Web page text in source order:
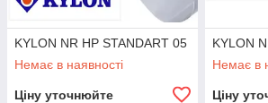
KYLON NR HP STANDART 05
Немає в наявності
Ціну уточнюйте
KYLON
Немає в
Ціну